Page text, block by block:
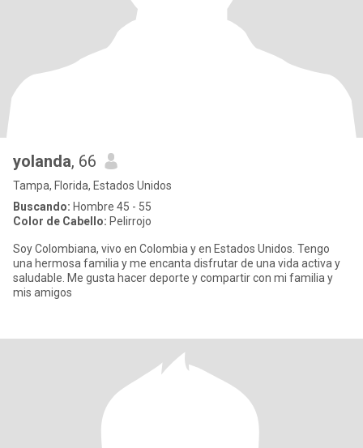
yolanda, 66
Tampa, Florida, Estados Unidos
Buscando: Hombre 45 - 55
Color de Cabello: Pelirrojo
Soy Colombiana, vivo en Colombia y en Estados Unidos. Tengo
una hermosa familia y me encanta disfrutar de una vida activa y
saludable. Me gusta hacer deporte y compartir con mi familia y
mis amigos